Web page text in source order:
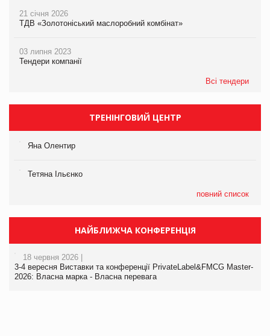
21 січня 2026
ТДВ «Золотоніський маслоробний комбінат»
03 липня 2023
Тендери компанії
Всі тендери
ТРЕНІНГОВИЙ ЦЕНТР
Яна Олентир
Тетяна Ільєнко
повний список
НАЙБЛИЖЧА КОНФЕРЕНЦІЯ
18 червня 2026 |
3-4 вересня Виставки та конференції PrivateLabel&FMCG Master-
2026: Власна марка - Власна перевага